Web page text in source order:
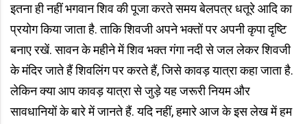
इतना ही नहीं भगवान शिव की पूजा करते समय बेलपत्र धतूरे आदि का
प्रयोग किया जाता है. ताकि शिवजी अपने भक्तों पर अपनी कृपा दृष्टि
बनाए रखें. सावन के महीने में शिव भक्त गंगा नदी से जल लेकर शिवजी
के मंदिर जाते हैं शिवलिंग पर करते हैं, जिसे कावड़ यात्रा कहा जाता है.
लेकिन क्या आप कावड़ यात्रा से जुड़े यह जरूरी नियम और
सावधानियों के बारे में जानते हैं. यदि नहीं, हमारे आज के इस लेख में हम